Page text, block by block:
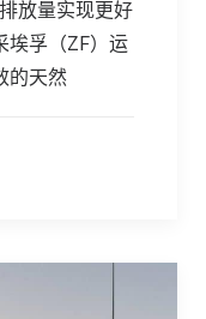
放量实现更好
埃孚（ZF）运
的天然